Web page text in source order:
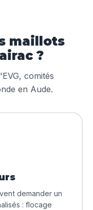
maillots
?
comités
en Aude.
demander un
: flocage